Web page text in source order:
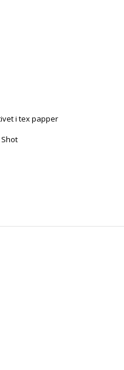
i tex papper